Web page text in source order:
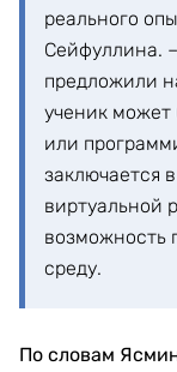
реального
Сейфуллина.
предложили
ученик может
или
заключается
виртуальной
возможность
среду.
По словам